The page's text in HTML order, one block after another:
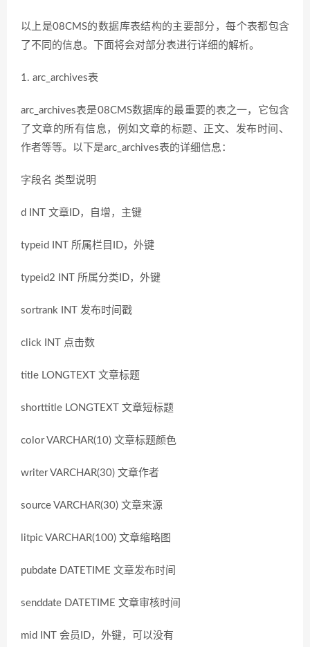
以上是08CMS的数据库表结构的主要部分，每个表都包含
了不同的信息。下面将会对部分表进行详细的解析。
1. arc_archives表
arc_archives表是08CMS数据库的最重要的表之一，它包含
了文章的所有信息，例如文章的标题、正文、发布时间、
作者等等。以下是arc_archives表的详细信息：
字段名 类型说明
d INT 文章ID，自增，主键
typeid INT 所属栏目ID，外键
typeid2 INT 所属分类ID，外键
sortrank INT 发布时间戳
click INT 点击数
title LONGTEXT 文章标题
shorttitle LONGTEXT 文章短标题
color VARCHAR(10) 文章标题颜色
writer VARCHAR(30) 文章作者
source VARCHAR(30) 文章来源
litpic VARCHAR(100) 文章缩略图
pubdate DATETIME 文章发布时间
senddate DATETIME 文章审核时间
mid INT 会员ID，外键，可以没有